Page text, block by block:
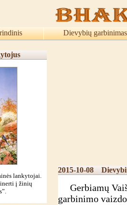
Dievybių garbinimas
lankytojai.
į žinių
2015-10-08
Gerbiamų
garbinimo